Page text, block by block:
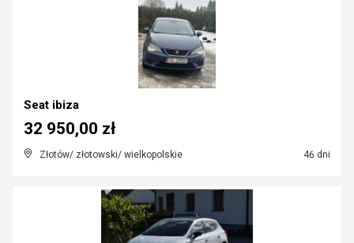
Seat ibiza
Złotów/ złotowski/ wielkopolskie 46 dni
32 950,00 zł